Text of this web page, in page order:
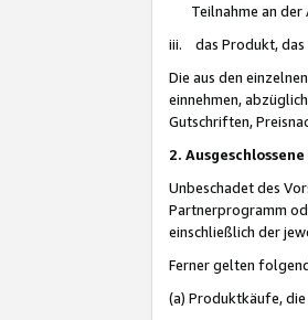
Teilnahme an
iii. das Produkt, das
Die aus den
einnehmen,
Gutschriften,
2.
Unbeschadet des
Partnerprogramm
einschließlich der
Ferner gelten
(a) Produktkäufe,